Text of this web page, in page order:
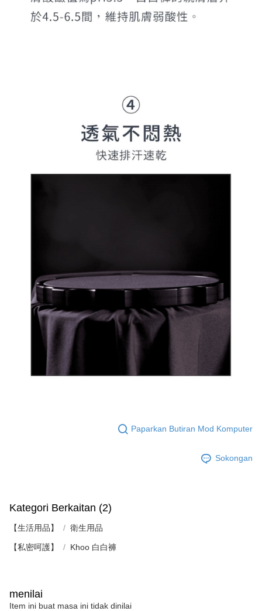
Paparkan Butiran Mod Komputer
Sokongan
Kategori Berkaitan (2)
【生活用品】 衛生用品
【私密呵護】 Khoo 白白褲
menilai
Item ini buat masa ini tidak dinilai